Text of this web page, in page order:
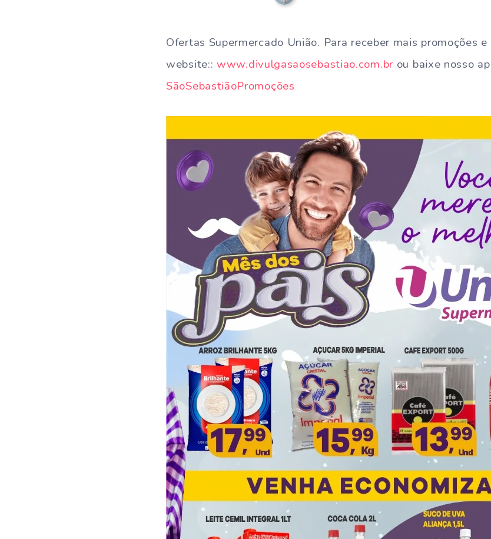
Ofertas Supermercado União. Para receber mais promoções
website:: www.divulgasaosebastiao.com.br ou baixe nosso
SãoSebastiãoPromoções